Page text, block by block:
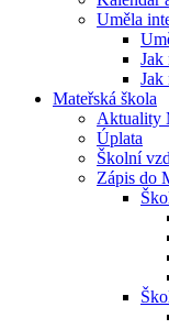
Uměla
Jak
Jak
Mateřská škola
Aktuality
Úplata
Školní
Zápis do